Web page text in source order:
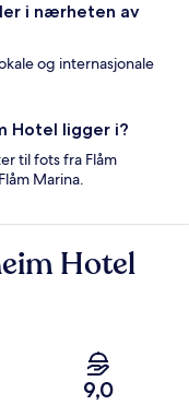
i nærheten av
og internasjonale
Hotel ligger i?
til fots fra Flåm
Marina.
Hotel
9,0